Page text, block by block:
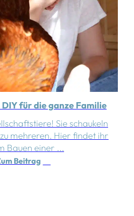
für die ganze Familie
Sie schaukeln
mehreren. Hier findet ihr
Bauen einer ...
Beitrag